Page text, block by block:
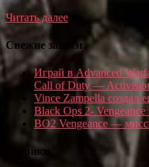
Читать далее
Свежие записи
Играй в Advanced
Call of Duty —
Vince Zampella создал
Black Ops 2-
BO2 Vengeance —
Рубрики